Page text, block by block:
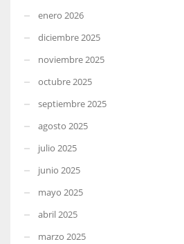
enero 2026
diciembre 2025
noviembre 2025
octubre 2025
septiembre 2025
agosto 2025
julio 2025
junio 2025
mayo 2025
abril 2025
marzo 2025